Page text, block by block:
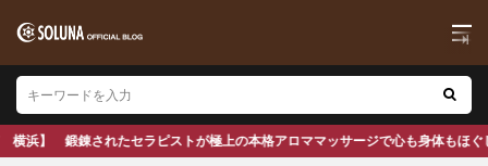
マッサージで心も身体もほぐします